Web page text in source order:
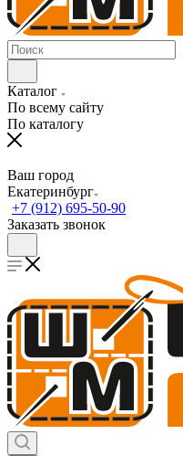
Каталог
По всему сайту
По каталогу
Ваш город
Екатеринбург
+7 (912) 695-50-90
Заказать звонок